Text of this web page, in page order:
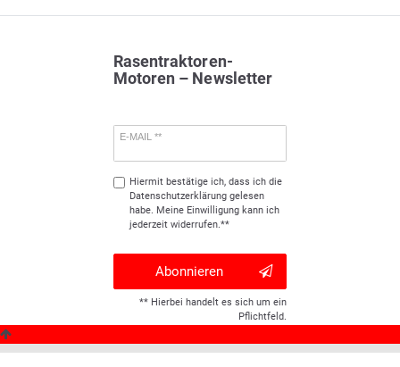
Rasentraktoren-
Motoren – Newsletter
E-MAIL **
Hiermit bestätige ich, dass ich die
Daten­schutz­erklärunggelesen
habe. Meine Einwilligung kann ich
jederzeit widerrufen.**
Abonnieren
** Hierbei handelt es sich um ein
Pflichtfeld.